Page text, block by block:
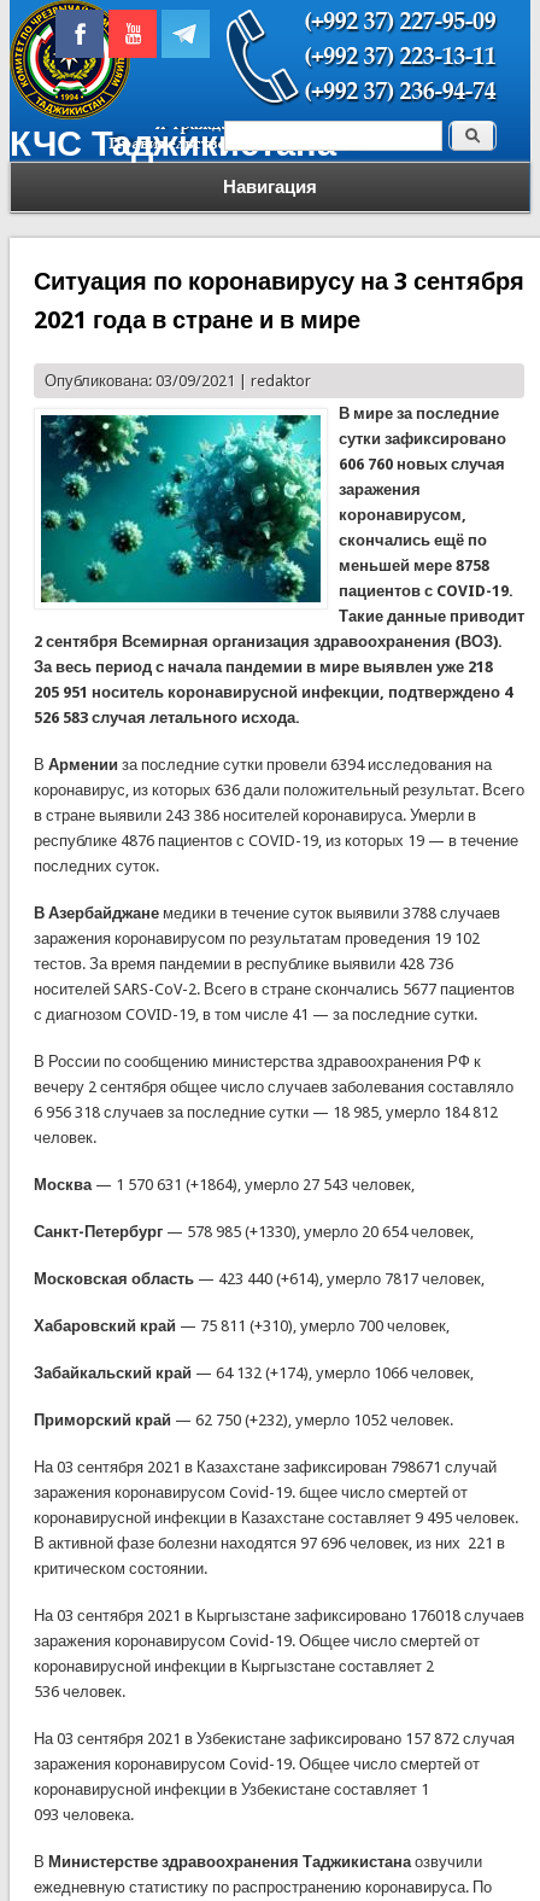
КЧС Таджикистана
Навигация
Форма поиска Поиск
Ситуация по коронавирусу на 3 сентября
2021 года в стране и в мире
Опубликована: 03/09/2021 | redaktor
В мире за последние
сутки зафиксировано
606 760 новых случая
заражения
коронавирусом,
скончались ещё по
меньшей мере 8758
пациентов с COVID-19.
Такие данные приводит
2 сентября Всемирная организация здравоохранения (ВОЗ).
За весь период с начала пандемии в мире выявлен уже 218
205 951 носитель коронавирусной инфекции, подтверждено 4
526 583 случая летального исхода.
В Армении за последние сутки провели 6394 исследования на
коронавирус, из которых 636 дали положительный результат. Всего
в стране выявили 243 386 носителей коронавируса. Умерли в
республике 4876 пациентов с COVID-19, из которых 19 — в течение
последних суток.
В Азербайджанемедики в течение суток выявили 3788 случаев
заражения коронавирусом по результатам проведения 19 102
тестов. За время пандемии в республике выявили 428 736
носителей SARS-CoV-2. Всего в стране скончались 5677 пациентов
с диагнозом COVID-19, в том числе 41 — за последние сутки.
В России по сообщению министерства здравоохранения РФ к
вечеру 2 сентября общее число случаев заболевания составляло
6 956 318 случаев за последние сутки — 18 985, умерло 184 812
человек.
Москва — 1 570 631 (+1864), умерло 27 543 человек,
Санкт-Петербург— 578 985 (+1330), умерло 20 654 человек,
Московская область — 423 440 (+614), умерло 7817 человек,
Хабаровский край — 75 811 (+310), умерло 700 человек,
Забайкальский край — 64 132 (+174), умерло 1066 человек,
Приморский край — 62 750 (+232), умерло 1052 человек.
На 03 сентября 2021 в Казахстане зафиксирован 798671 случай
заражения коронавирусом Covid-19. бщее число смертей от
коронавирусной инфекции в Казахстане составляет 9 495 человек.
В активной фазе болезни находятся 97 696 человек, из них 221 в
критическом состоянии.
На 03 сентября 2021 в Кыргызстане зафиксировано 176018 случаев
заражения коронавирусом Covid-19. Общее число смертей от
коронавирусной инфекции в Кыргызстане составляет 2
536 человек.
На 03 сентября 2021 в Узбекистане зафиксировано 157 872 случая
заражения коронавирусом Covid-19. Общее число смертей от
коронавирусной инфекции в Узбекистане составляет 1
093 человека.
В Министерстве здравоохранения Таджикистанаозвучили
ежедневную статистику по распространению коронавируса. По